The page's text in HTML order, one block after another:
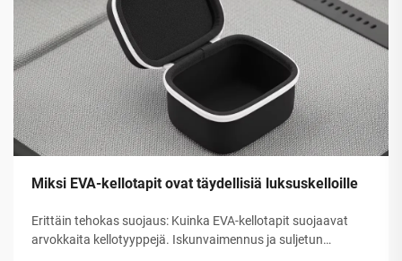
Miksi EVA-kellotapit ovat täydellisiä luksuskelloille
Erittäin tehokas suojaus: Kuinka EVA-kellotapit suojaavat
arvokkaita kellotyyppejä. Iskunvaimennus ja suljetun